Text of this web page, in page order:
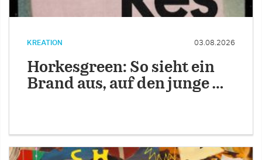
KREATION 03.08.2026
Horkesgreen: So sieht ein
Brand aus, auf den junge …